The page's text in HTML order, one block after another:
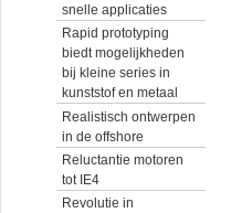
snelle applicaties
Rapid prototyping
biedt mogelijkheden
bij kleine series in
kunststof en metaal
Realistisch ontwerpen
in de offshore
Reluctantie motoren
tot IE4
Revolutie in